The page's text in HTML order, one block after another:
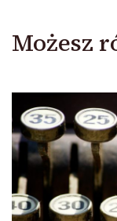
Możesz